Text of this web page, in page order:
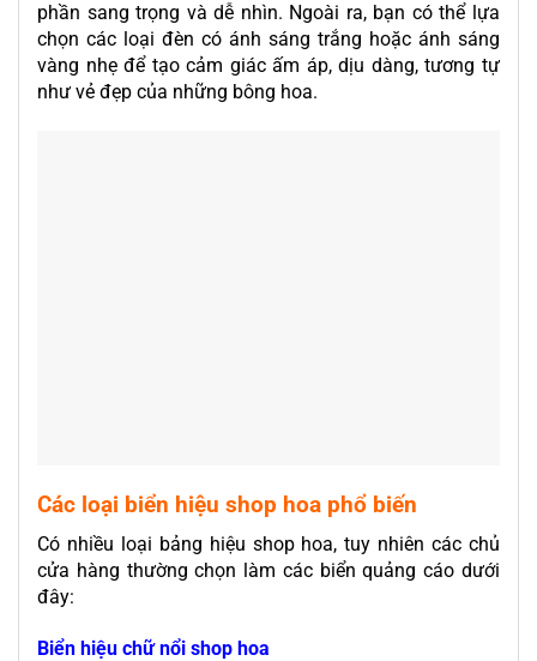
phần sang trọng và dễ nhìn. Ngoài ra, bạn có thể lựa
chọn các loại đèn có ánh sáng trắng hoặc ánh sáng
vàng nhẹ để tạo cảm giác ấm áp, dịu dàng, tương tự
như vẻ đẹp của những bông hoa.
Các loại biển hiệu shop hoa phổ biến
Có nhiều loại bảng hiệu shop hoa, tuy nhiên các chủ
cửa hàng thường chọn làm các biển quảng cáo dưới
đây:
Biển hiệu chữ nổi shop hoa